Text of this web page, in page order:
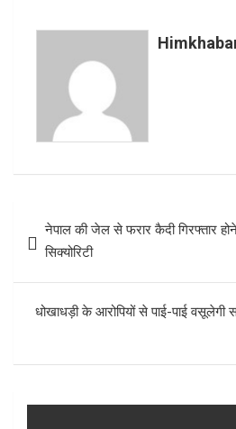
o
o
k
A t
navigation
नेपाल की जेल से फरार कैदी गिरफ्तार
सिक्योरिटी
धोखाधड़ी के आरोपियों से पाई-पाई वसूलेगी